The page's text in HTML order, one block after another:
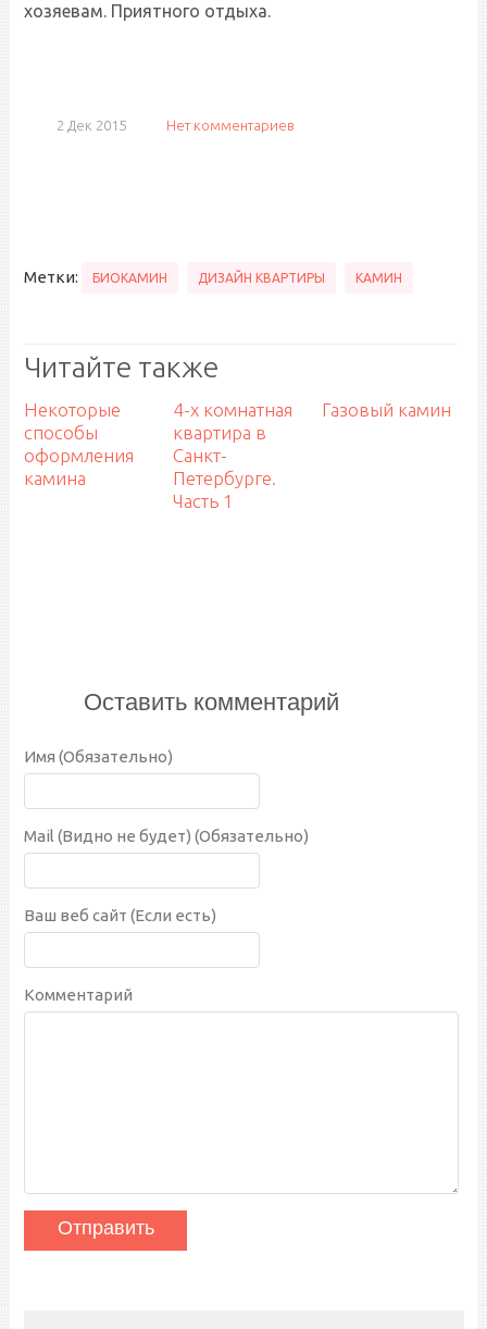
хозяевам. Приятного отдыха.
2 Дек 2015 Нет комментариев
Метки: БИОКАМИН ДИЗАЙН КВАРТИРЫ КАМИН
Читайте также
Некоторые
способы
оформления
камина
4-х комнатная
квартира в
Санкт-
Петербурге.
Часть 1
Газовый камин
Оставить комментарий
Имя (Обязательно)
Mail (Видно не будет) (Обязательно)
Ваш веб сайт (Если есть)
Комментарий